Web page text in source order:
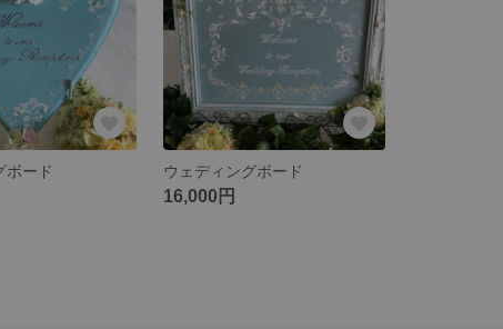
ボード ウェディングボード
16,000円